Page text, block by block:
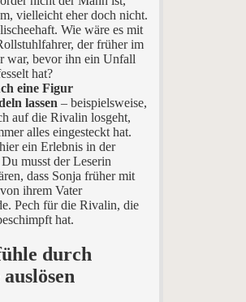
vielleicht eher doch nicht.
Wie wäre es mit
der früher im
war, bevor ihn ein Unfall
hat?
eine Figur
lassen – beispielsweise,
auf die Rivalin losgeht,
alles eingesteckt hat.
ein Erlebnis in der
musst der Leserin
dass Sonja früher mit
ihrem Vater
Pech für die Rivalin, die
hat.
durch